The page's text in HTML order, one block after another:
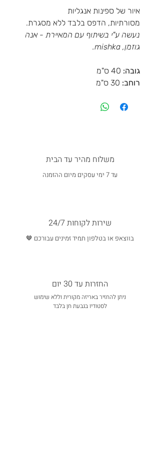
איור של ספינות אנגליות
מסורתיות, הדפס בלבד ללא מסגרת.
נעשה ע"י בשיתוף עם המאיירת - אנה
גוזמן, mishka.
גובה: 40 ס"מ
רוחב: 30 ס"מ
משלוח מהיר עד הבית
עד 7 ימי עסקים מיום ההזמנה
שירות לקוחות 24/7
בווצאפ או בטלפון תמיד זמינים עבורכם 🤎
החזרות עד 30 יום
ניתן להחזיר באריזה מקורית וללא שימוש
לסטודיו בגבעת חן בלבד